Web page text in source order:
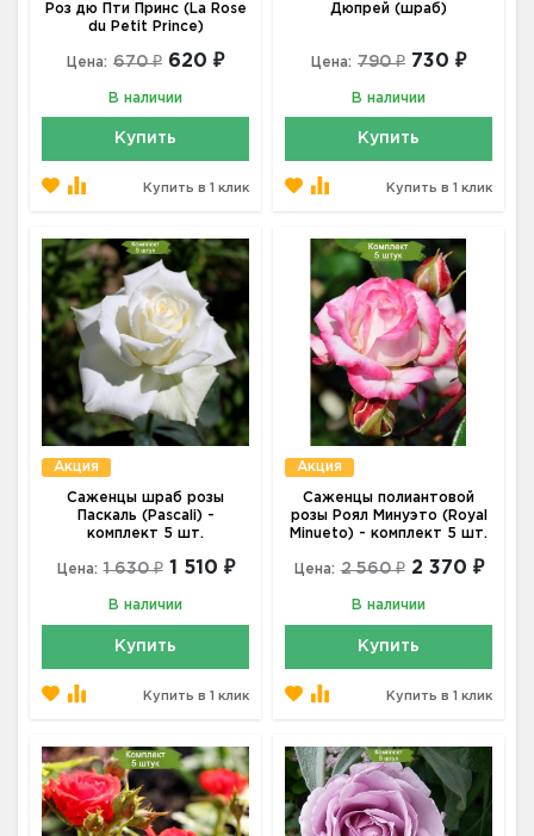
Роз дю Пти Принс (La Rose
du Petit Prince)
Цена: 670 ₽ 620 ₽
В наличии
Купить
Купить в 1 клик
Дюпрей (шраб)
Цена: 790 ₽ 730 ₽
В наличии
Купить
Купить в 1 клик
Акция
Саженцы шраб розы
Паскаль (Pascali) -
комплект 5 шт.
Цена: 1 630 ₽ 1 510 ₽
В наличии
Купить
Купить в 1 клик
Акция
Саженцы полиантовой
розы Роял Минуэто (Royal
Minueto) - комплект 5 шт.
Цена: 2 560 ₽ 2 370 ₽
В наличии
Купить
Купить в 1 клик